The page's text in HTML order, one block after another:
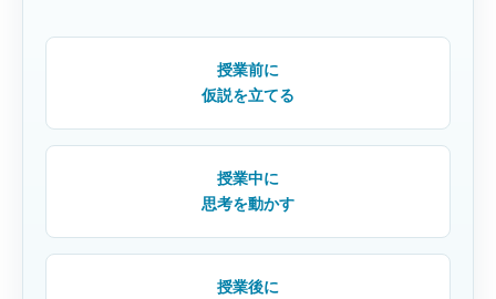
授業前に
仮説を立てる
授業中に
思考を動かす
授業後に